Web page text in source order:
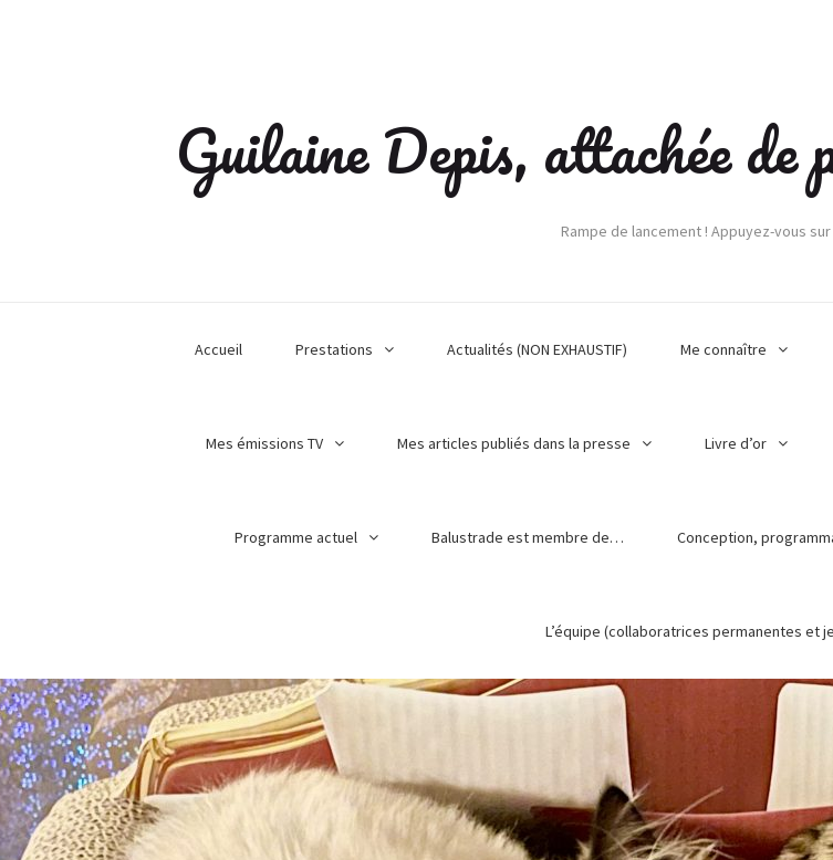
Guilaine Depis, attachée
Rampe de lancement ! Appuyez-vous
Accueil Prestations Actualités (NON EXHAUSTIF) Me connaître
Mes émissions TV Mes articles publiés dans la presse Livre d’or
Programme actuel Balustrade est membre de… Conception,
L’équipe (collaboratrices permanentes et